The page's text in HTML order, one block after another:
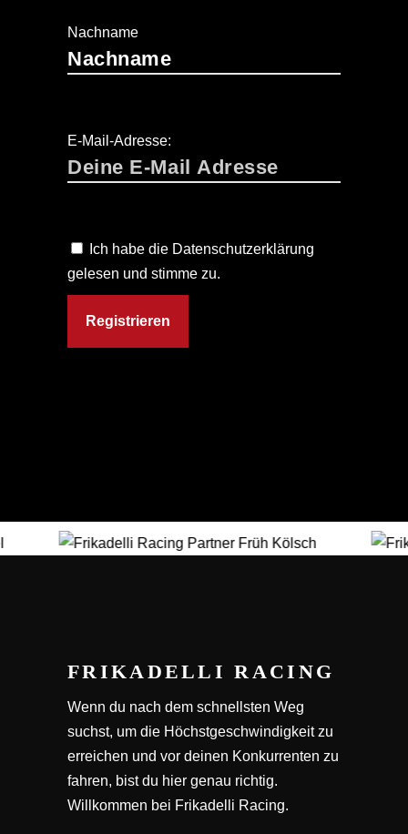
Nachname
E-Mail-Adresse:
Ich habe die Datenschutzerklärung
gelesen und stimme zu.
FRIKADELLI RACING
Wenn du nach dem schnellsten Weg
suchst, um die Höchstgeschwindigkeit zu
erreichen und vor deinen Konkurrenten zu
fahren, bist du hier genau richtig.
Willkommen bei Frikadelli Racing.